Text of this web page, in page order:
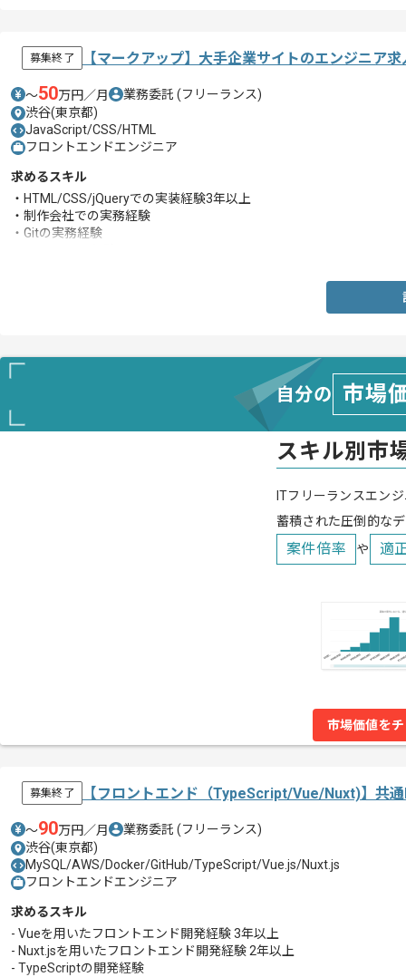
募集終了 【マークアップ】大手企業サイトのエンジニア
〜50万円／月 業務委託 (フリーランス)
渋谷(東京都)
JavaScript/CSS/HTML
フロントエンドエンジニア
求めるスキル
・HTML/CSS/jQueryでの実装経験3年以上
・制作会社での実務経験
・Gitの実務経験
自分の 市場
スキル別市
ITフリーランスエン
蓄積された圧倒的な
案件倍率 や 適
市場価値を
募集終了 【フロントエンド（TypeScript/Vue/Nuxt)】共
〜90万円／月 業務委託 (フリーランス)
渋谷(東京都)
MySQL/AWS/Docker/GitHub/TypeScript/Vue.js/Nuxt.js
フロントエンドエンジニア
求めるスキル
- Vueを用いたフロントエンド開発経験 3年以上
- Nuxt.jsを用いたフロントエンド開発経験 2年以上
- TypeScriptの開発経験